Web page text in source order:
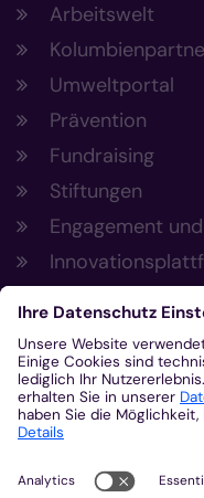
Arbeitswelt
Umweltportal
Prävention
Fundraising
Stiftungen
Engagement
Aus der
Nachrichten
Veranstaltungen
Gottesdienste
Stellenangebote